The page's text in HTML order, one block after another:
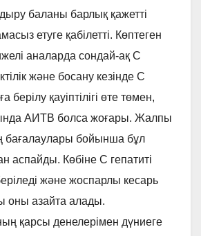
баланы барлық қажетті
етуге қабілетті. Көптеген
аналарда сондай-ақ С
және босану кезінде С
берілу қауіптілігі өте төмен,
АИТВ болса жоғары. Жалпы
бойынша бұл
аспайды. Көбіне С гепатиті
және жоспарлы кесарь
оны азайта алады.
қарсы денелерімен дүниеге